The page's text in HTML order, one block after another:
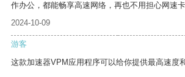
作办公，都能畅享高速网络，再也不用担心网速卡
2024-10-09
游客
这款加速器VPM应用程序可以给你提供最高速度